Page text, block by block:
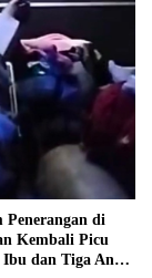
di
Kembali Picu
Ibu dan Tiga Anak